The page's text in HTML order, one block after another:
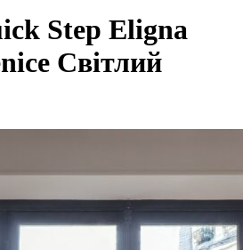
Step Eligna
Світлий